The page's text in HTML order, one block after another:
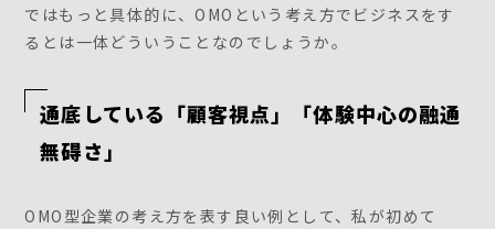
ではもっと具体的に、OMOという考え方でビジネスをす
るとは一体どういうことなのでしょうか。
通底している「顧客視点」「体験中心の融通
無碍さ」
OMO型企業の考え方を表す良い例として、私が初めて